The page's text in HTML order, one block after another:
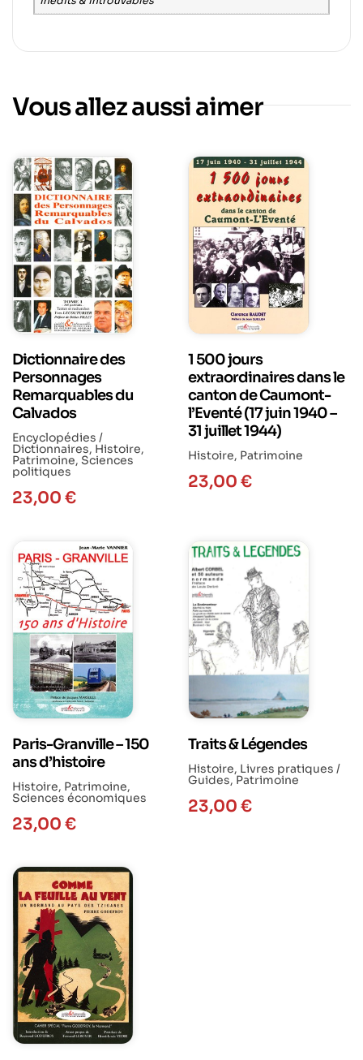
Vous allez aussi aimer
Dictionnaire des
Personnages
Remarquables du
Calvados
Encyclopédies /
Dictionnaires, Histoire,
Patrimoine, Sciences
politiques
23,00 €
1 500 jours
extraordinaires dans le
canton de Caumont-
l’Eventé (17 juin 1940 –
31 juillet 1944)
Histoire, Patrimoine
23,00 €
Paris-Granville – 150
ans d’histoire
Histoire, Patrimoine,
Sciences économiques
23,00 €
Traits & Légendes
Histoire, Livres pratiques /
Guides, Patrimoine
23,00 €